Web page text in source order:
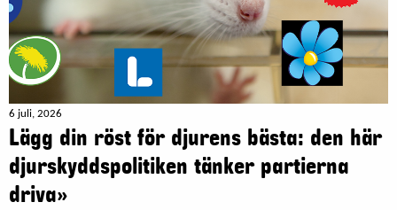
6 juli, 2026
Lägg din röst för djurens bästa: den här
djurskyddspolitiken tänker partierna
driva»